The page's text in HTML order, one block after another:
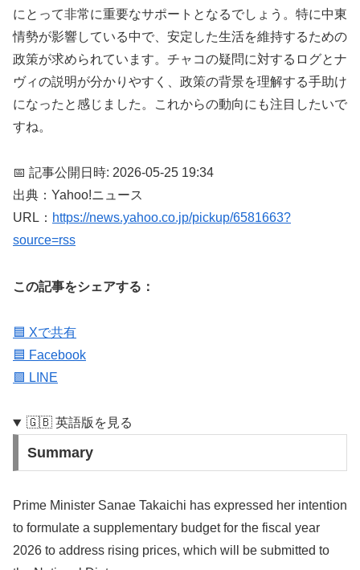
にとって非常に重要なサポートとなるでしょう。特に中東
情勢が影響している中で、安定した生活を維持するための
政策が求められています。チャコの疑問に対するログとナ
ヴィの説明が分かりやすく、政策の背景を理解する手助け
になったと感じました。これからの動向にも注目したいで
すね。
📅 記事公開日時: 2026-05-25 19:34
出典：Yahoo!ニュース
URL： https://news.yahoo.co.jp/pickup/6581663?
source=rss
この記事をシェアする：
🟦 Xで共有
🟦 Facebook
🟩 LINE
🇬🇧 英語版を見る
Summary
Prime Minister Sanae Takaichi has expressed her intention
to formulate a supplementary budget for the fiscal year
2026 to address rising prices, which will be submitted to